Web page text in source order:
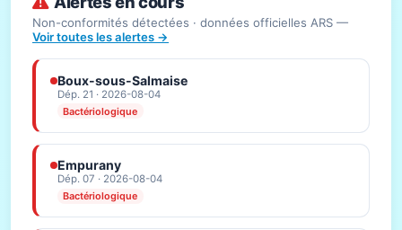
Non-conformités détectées · données officielles ARS —
Voir toutes les alertes →
Boux-sous-Salmaise
Dép. 21 · 2026-08-04
Bactériologique
Empurany
Dép. 07 · 2026-08-04
Bactériologique